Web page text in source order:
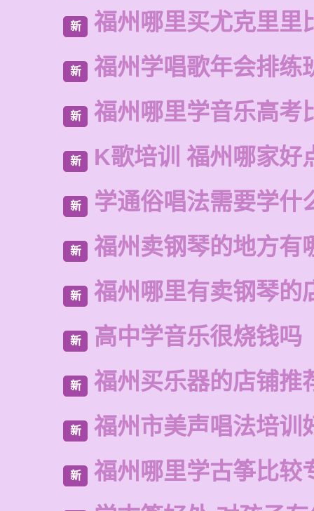
新 福州哪里买尤克里里
新 福州学唱歌年会排练
新 福州哪里学音乐高考
新 K歌培训 福州哪家好
新 学通俗唱法需要学什
新 福州卖钢琴的地方有
新 福州哪里有卖钢琴的
新 高中学音乐很烧钱吗
新 福州买乐器的店铺推
新 福州市美声唱法培训
新 福州哪里学古筝比较